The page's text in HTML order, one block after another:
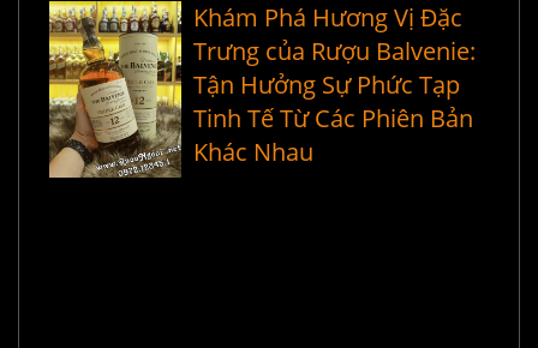
Khám Phá Hương Vị Đặc
Trưng của Rượu Balvenie:
Tận Hưởng Sự Phức Tạp
Tinh Tế Từ Các Phiên Bản
Khác Nhau